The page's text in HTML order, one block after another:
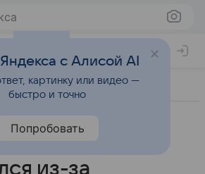
мальчик
из-за
с Алисой AI
картинку или видео —
быстро и точно
Попробовать